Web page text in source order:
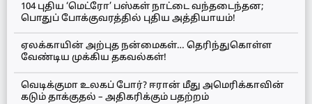
104 புதிய ‘மெட்ரோ’ பஸ்கள் நாட்டை வந்தடைந்தன;
பொதுப் போக்குவரத்தில் புதிய அத்தியாயம்!
ஏலக்காயின் அற்புத நன்மைகள்… தெரிந்துகொள்ள
வேண்டிய முக்கிய தகவல்கள்!
வெடிக்குமா உலகப் போர்? ஈரான் மீது அமெரிக்காவின்
கடும் தாக்குதல் – அதிகரிக்கும் பதற்றம்